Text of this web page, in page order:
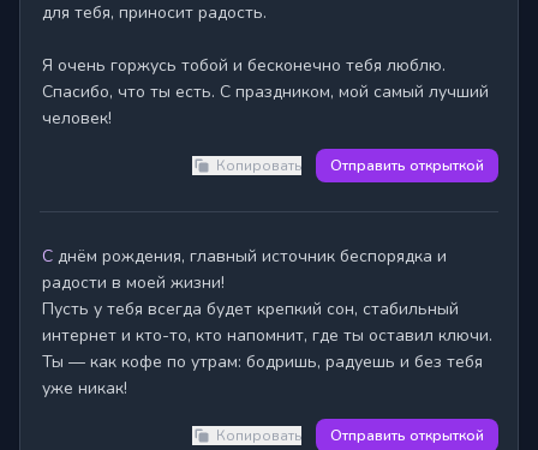
для тебя, приносит радость.
Я очень горжусь тобой и бесконечно тебя люблю.
Спасибо, что ты есть. С праздником, мой самый лучший
человек!
Копировать Отправить открыткой
С днём рождения, главный источник беспорядка и
радости в моей жизни!
Пусть у тебя всегда будет крепкий сон, стабильный
интернет и кто-то, кто напомнит, где ты оставил ключи.
Ты — как кофе по утрам: бодришь, радуешь и без тебя
уже никак!
Копировать Отправить открыткой